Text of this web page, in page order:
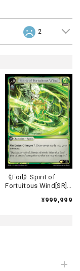
2
《Foil》Spirit of
Fortuitous Wind[SR]
¥999,999